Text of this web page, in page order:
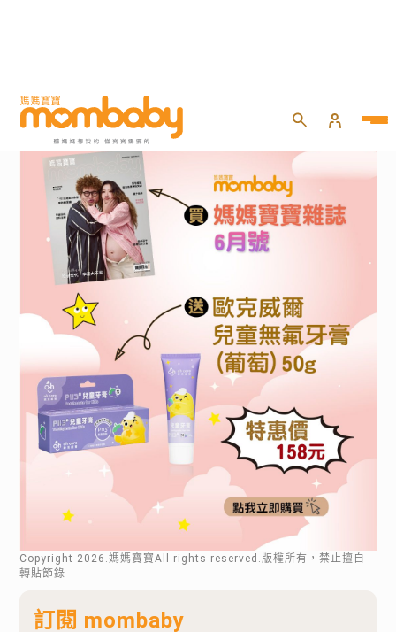
Copyright 2026 .媽媽寶寶All rights reserved.版權所有，禁止擅自
轉貼節錄
訂閱 mombaby